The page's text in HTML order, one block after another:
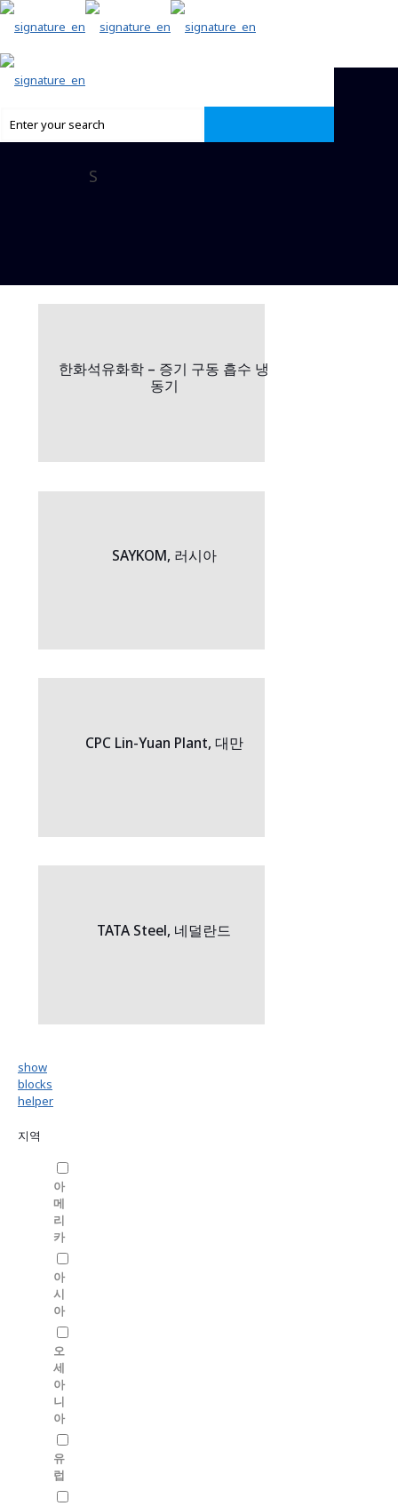
S
한화석유화학 – 증기 구동 흡수 냉
동기
SAYKOM, 러시아
CPC Lin-Yuan Plant, 대만
TATA Steel, 네덜란드
show
blocks
helper
지역
아
메
리
카
아
시
아
오
세
아
니
아
유
럽